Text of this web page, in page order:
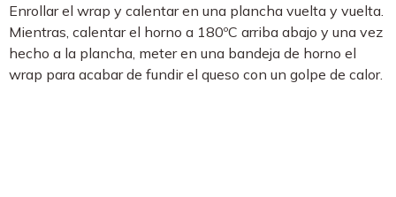
Enrollar el wrap y calentar en una plancha vuelta y vuelta.
Mientras, calentar el horno a 180ºC arriba abajo y una vez
hecho a la plancha, meter en una bandeja de horno el
wrap para acabar de fundir el queso con un golpe de calor.